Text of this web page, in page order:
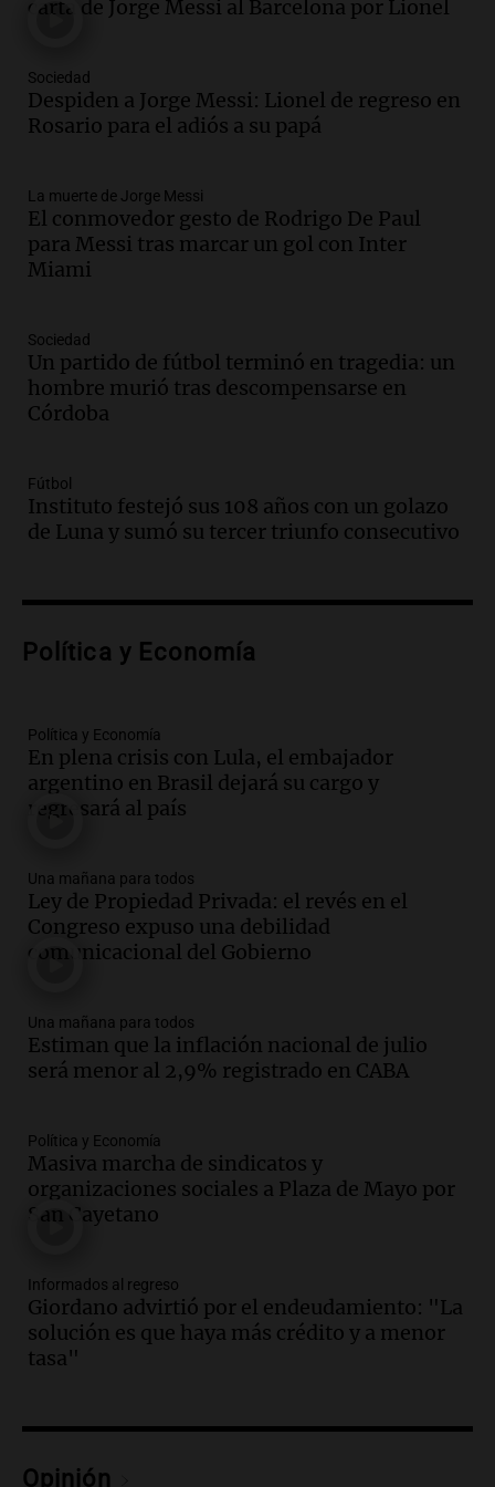
un puente
Audio.Messi llegará esta noche a
Rosario para acompañar a su familia
Episodios
Audio.Ley de Propiedad Privada: el revés
en el Congreso expuso una debilidad
comunicacional del Gobierno
Episodios
Audio.Casabindo se prepara para una
celebración única: 30.000 turistas y el
tradicional Toreo de la Vincha
Audio.Borges, abogada de Pourrain:
"Tres hombres se lo llevaron para
hacerle preguntas y nunca regresó"
Episodios
metros del río Suquía y retiraron hasta
Episodios
Audio.La historia de la servilleta que
firmó Jorge Messi para el primer
contrato de Leo con Barcelona
Audio.Joan Gaspart: "Sin Jorge, no sé si
Messi hubiera llegado adonde llegó"
Una mañana para todos
Audio.El orgullo y el sueño argentino de
Jorge Messi en una entrevista con Rony
Vargas en 2007
Audio.El abuelo de Agostina Vega, tras
las nuevas detenciones: "En esa casa
todos tenían algo que ver"
Audio.Una nutricionista derribó el mito
del desayuno ideal: qué alimentos
conviene priorizar
carta de Jorge Messi al Barcelona por Lionel
Sociedad
Despiden a Jorge Messi: Lionel de regreso en
Rosario para el adiós a su papá
La muerte de Jorge Messi
El conmovedor gesto de Rodrigo De Paul
para Messi tras marcar un gol con Inter
Miami
Sociedad
Un partido de fútbol terminó en tragedia: un
hombre murió tras descompensarse en
Córdoba
Fútbol
Instituto festejó sus 108 años con un golazo
de Luna y sumó su tercer triunfo consecutivo
Política y Economía
Política y Economía
En plena crisis con Lula, el embajador
argentino en Brasil dejará su cargo y
regresará al país
Una mañana para todos
Ley de Propiedad Privada: el revés en el
Congreso expuso una debilidad
comunicacional del Gobierno
Una mañana para todos
Estiman que la inflación nacional de julio
será menor al 2,9% registrado en CABA
Política y Economía
Masiva marcha de sindicatos y
organizaciones sociales a Plaza de Mayo por
San Cayetano
Informados al regreso
Giordano advirtió por el endeudamiento: "La
solución es que haya más crédito y a menor
tasa"
Opinión